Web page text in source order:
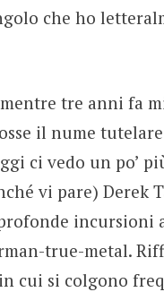
che ho
tre anni fa
il nume
ci vedo un po’
vi pare) Derek
incursioni
true-metal.
cui si colgono